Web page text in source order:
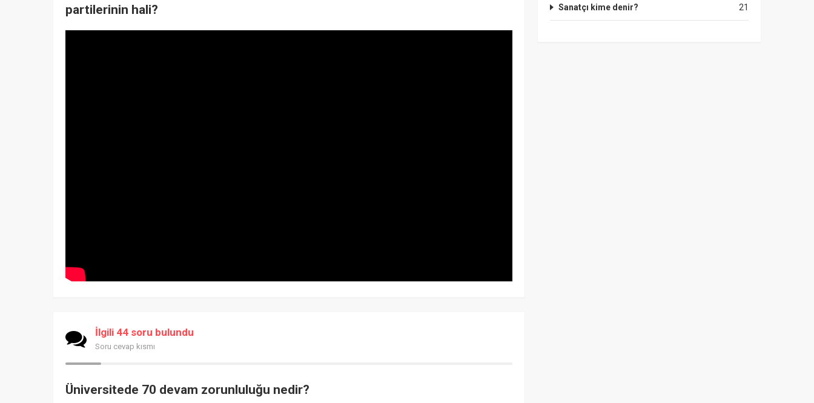
partilerinin hali?
İlgili 44 soru bulundu
Soru cevap kısmı
Üniversitede 70 devam zorunluluğu nedir?
21
Sanatçı kime denir?